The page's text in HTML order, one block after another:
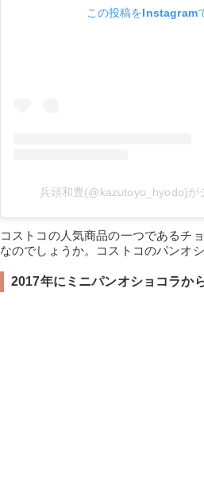
この投稿をInstagram
兵頭和豊(@kazutoyo_hyodo)が
コストコの人気商品の一つであるチ
なのでしょうか。コストコのパンオ
2017年にミニパンオショコラか